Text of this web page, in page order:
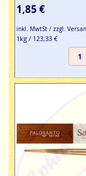
1,85 €
inkl. MwtSt / zzgl.
1kg / 123,33 €